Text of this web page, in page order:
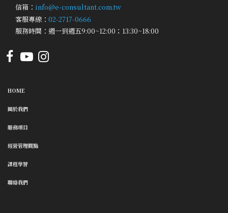
信箱： info@e-consultant.com.tw
客服專線： 02-2717-0666
服務時間：週一到週五9:00~12:00；13:30~18:00
HOME
關於我們
服務項目
經營管理觀點
課程學習
聯絡我們